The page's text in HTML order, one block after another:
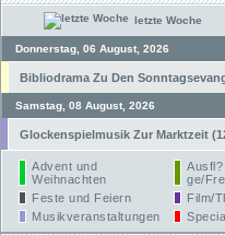
letzte Woche
Donnerstag, 06 August, 2026
Bibliodrama Zu Den
Samstag, 08 August, 2026
Glockenspielmusik Zur Marktzeit
Advent und
Weihnachten
Ausfl?
ge/
Feste und Feiern
Film/
Musikveranstaltungen